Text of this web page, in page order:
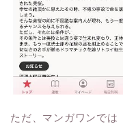
ただ、マンガワンでは